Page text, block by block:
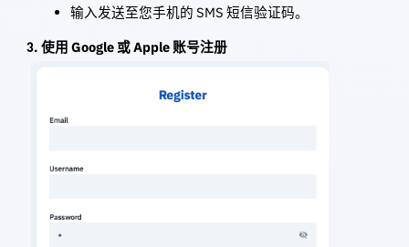
输入发送至您手机的 SMS 短信验证码。
3. 使用 Google 或 Apple 账号注册